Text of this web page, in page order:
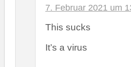
7. Februar 2021 um
This sucks
It’s a virus